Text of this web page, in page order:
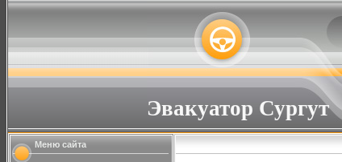
Эвакуатор Сургут
Меню сайта